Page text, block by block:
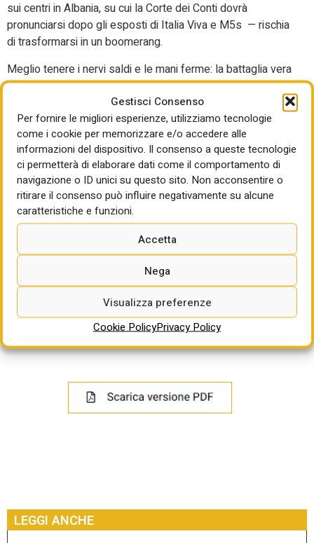
Gestisci Consenso
Per fornire le migliori esperienze, utilizziamo tecnologie
come i cookie per memorizzare e/o accedere alle
informazioni del dispositivo. Il consenso a queste tecnologie
ci permetterà di elaborare dati come il comportamento di
navigazione o ID unici su questo sito. Non acconsentire o
ritirare il consenso può influire negativamente su alcune
caratteristiche e funzioni.
Accetta
Nega
Visualizza preferenze
Cookie PolicyPrivacy Policy
sui centri in Albania, su cui la Corte dei Conti dovrà
pronunciarsi dopo gli esposti di Italia Viva e M5s — rischia
di trasformarsi in un boomerang.
Meglio tenere i nervi saldi e le mani ferme: la battaglia vera
non è sulla campata del Ponte ma sull’architettura del
potere meloniano presente e futura. Se il test referendario
della prossima primavera dovesse andare bene, il
premierato uscirà dai cassetti. Meloni non ha rinunciato alla
sua “grande riforma”. Anche se (è dato per scontato), il
referendum confermativo – in caso di approvazione da
parte del Parlamento – si terrebbe nella prossima
legislatura. Ma è proprio questo il piano di azione della
Premier che per il 2026 conta invece di portare a casa la
nuova legge elettorale. L’obiettivo è noto: abolire i collegi
uninominali che favoriscono l’opposizione al Sud e tornare
al proporzionale con un premio di maggioranza. Un modo
per blindare il campo e presentarsi in Parlamento più forte
di oggi e con più fiches sul tavolo quando arriverà
l’appuntamento clou: l’elezione del Presidente della
LEGGI ANCHE